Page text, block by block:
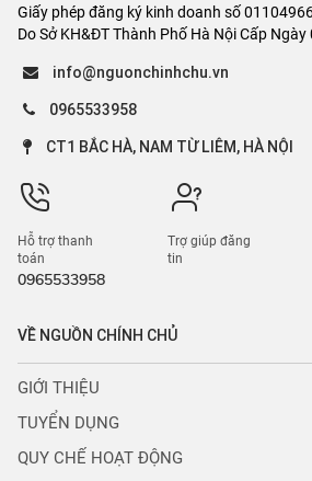
Giấy phép đăng ký kinh doanh số
Do Sở KH&ĐT Thành Phố Hà Nội Cấp
info@nguonchinhchu.vn
0965533958
CT1 BẮC HÀ, NAM TỪ LIÊM, HÀ NỘI
Hỗ trợ thanh
toán
0965533958
Trợ giúp đăng
tin
VỀ NGUỒN CHÍNH CHỦ
GIỚI THIỆU
TUYỂN DỤNG
QUY CHẾ HOẠT ĐỘNG